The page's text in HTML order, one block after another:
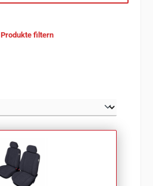
Produkte filtern